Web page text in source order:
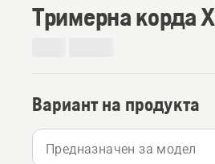
Тримерна корда
Вариант на продукта
Предназначен за модел